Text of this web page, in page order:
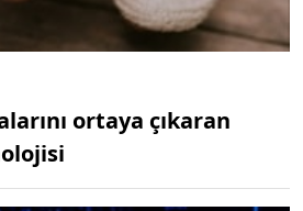
ortaya çıkaran